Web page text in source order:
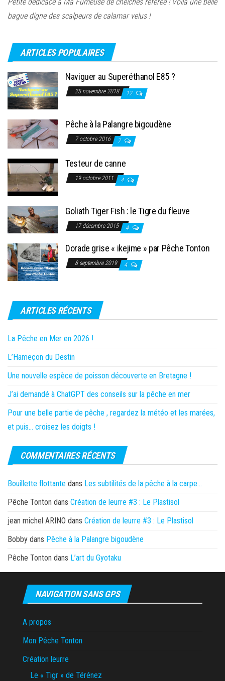
bague digne des scalpeurs de calamar velus !
ARTICLES POPULAIRES
Naviguer au Superéthanol E85 ?
25 novembre 2018 12
Pêche à la Palangre bigoudène
7 octobre 2016 7
Testeur de canne
19 octobre 2011 4
Goliath Tiger Fish : le Tigre du fleuve
17 décembre 2015 4
Dorade grise « ikejime » par Pêche Tonton
8 septembre 2019 4
ARTICLES RÉCENTS
La Pêche en Mer en 2026 !
L’Hameçon du Destin
Une nouvelle espèce de poisson découverte en Bretagne !
J’ai demandé à ChatGPT des conseils sur la pêche en mer
Pour une belle partie de pêche , regardez la météo et les marées,
et puis… croisez les doigts !
COMMENTAIRES RÉCENTS
Bouillette flottante dans Les subtilités de la pêche à la carpe…
Pêche Tonton dans Création de leurre #3 : Le Plastisol
jean michel ARINO dans Création de leurre #3 : Le Plastisol
Bobby dans Pêche à la Palangre bigoudène
Pêche Tonton dans L’art du Gyotaku
NAVIGATION SANS GPS
A propos
Mon Pêche Tonton
Création leurre
Le « Tigr » de Térénez